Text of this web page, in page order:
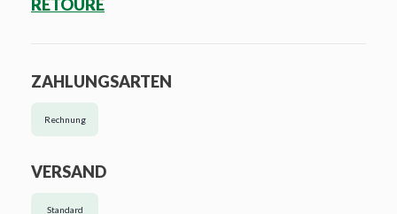
RETOURE
ZAHLUNGSARTEN
Rechnung
VERSAND
Standard